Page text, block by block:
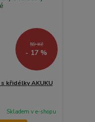
59 Kč
- 17 %
křidélky AKUKU
Skladem v e-shopu